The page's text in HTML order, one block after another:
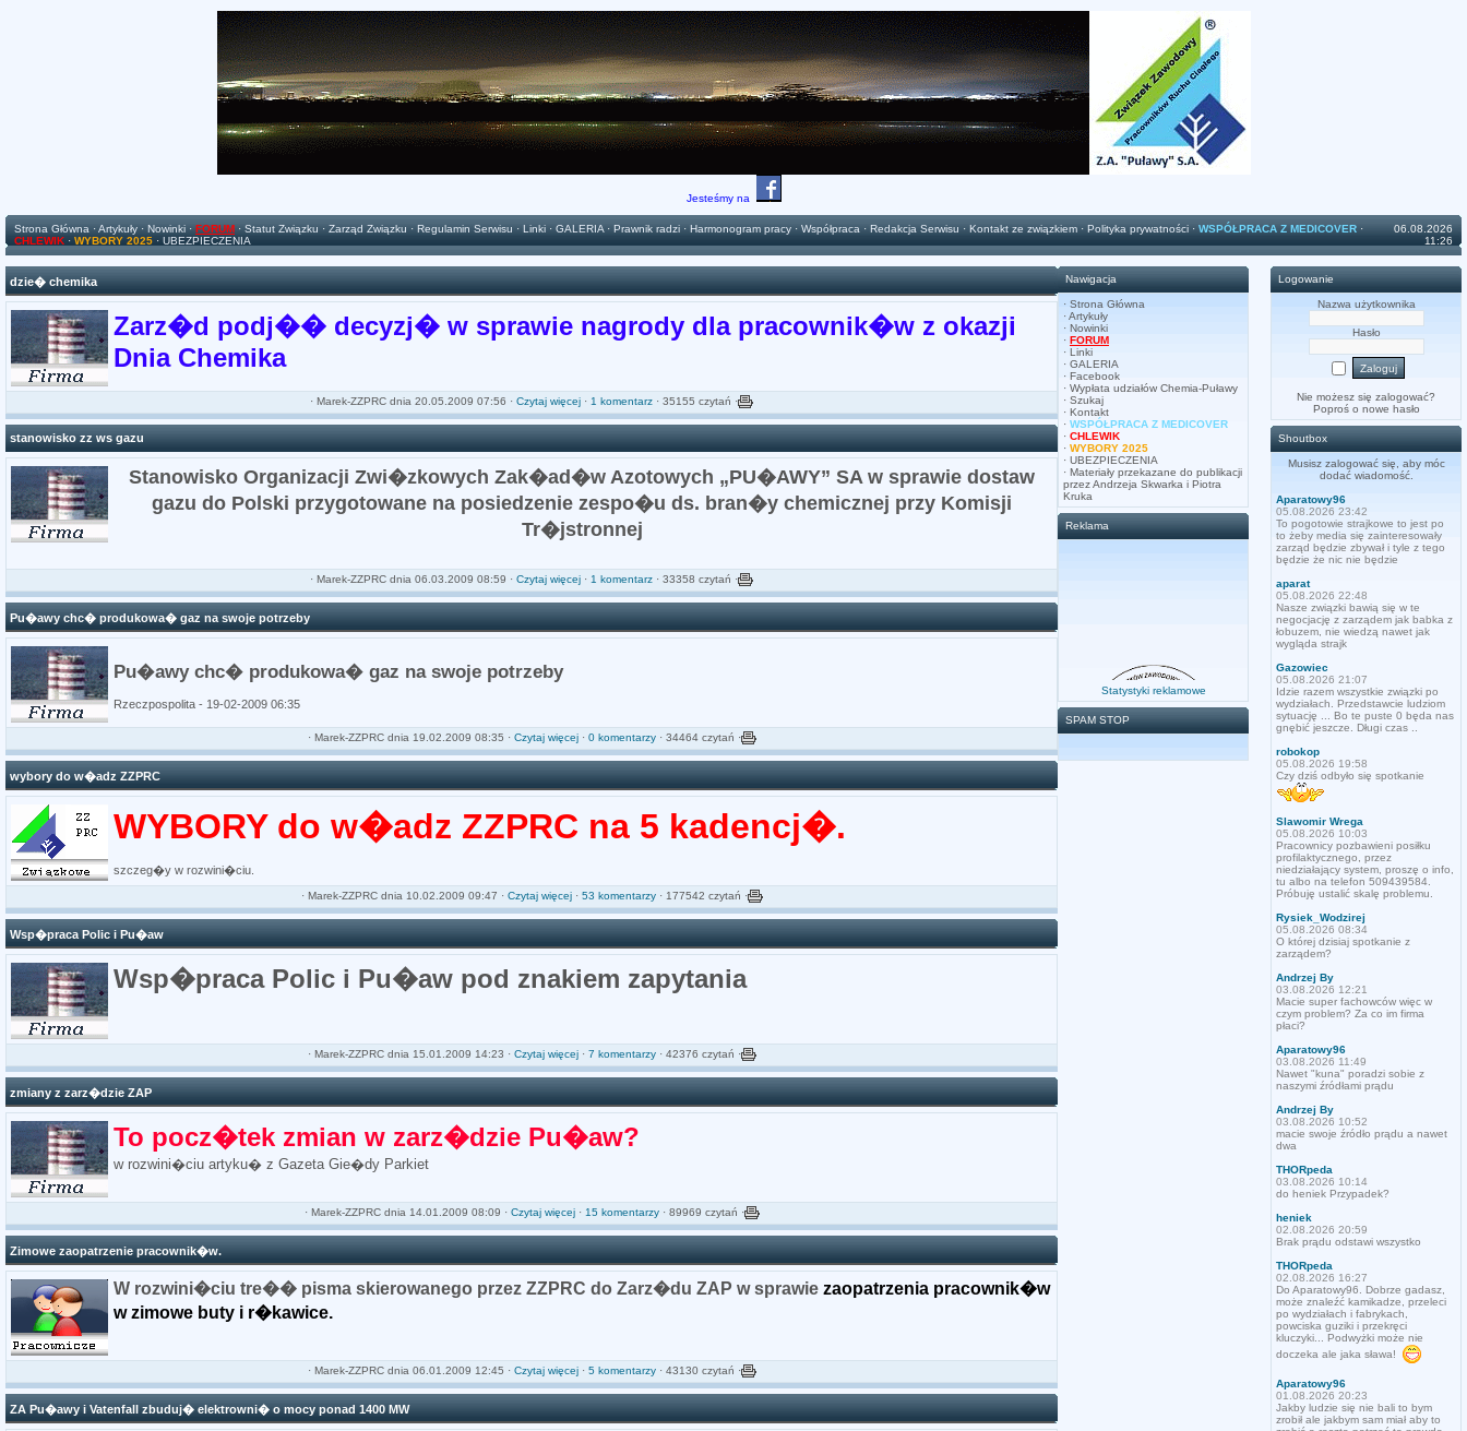
Jesteśmy na
Strona Główna ·Artykuły · Nowinki · FORUM · Statut Związku · Zarząd Związku · Regulamin Serwisu · Linki · GALERIA · Prawnik radzi · Harmonogram pracy · Współpraca · Redakcja Serwisu · Kontakt ze związkiem · Polityka prywatności · WSPÓŁPRACA Z MEDICOVER ·
CHLEWIK · WYBORY 2025 · UBEZPIECZENIA
06.08.2026
11:26
dzie� chemika
Zarz�d podj�� decyzj� w sprawie nagrody dla pracownik�w z okazji
Dnia Chemika
· Marek-ZZPRC dnia 20.05.2009 07:56 · Czytaj więcej · 1 komentarz · 35155 czytań ·
stanowisko zz ws gazu
Stanowisko Organizacji Zwi�zkowych Zak�ad�w Azotowych „PU�AWY” SA w sprawie dostaw
gazu do Polski przygotowane na posiedzenie zespo�u ds. bran�y chemicznej przy Komisji
Tr�jstronnej
· Marek-ZZPRC dnia 06.03.2009 08:59 · Czytaj więcej · 1 komentarz · 33358 czytań ·
Pu�awy chc� produkowa� gaz na swoje potrzeby
Pu�awy chc� produkowa� gaz na swoje potrzeby
Rzeczpospolita - 19-02-2009 06:35
· Marek-ZZPRCdnia 19.02.2009 08:35 · Czytaj więcej· 0 komentarzy· 34464 czytań ·
wybory do w�adz ZZPRC
WYBORY do w�adz ZZPRC na 5 kadencj�.
szczeg�y w rozwini�ciu.
· Marek-ZZPRCdnia 10.02.2009 09:47 · Czytaj więcej· 53 komentarzy· 177542 czytań ·
Wsp�praca Polic i Pu�aw
Wsp�praca Polic i Pu�aw pod znakiem zapytania
· Marek-ZZPRCdnia 15.01.2009 14:23 · Czytaj więcej· 7 komentarzy· 42376 czytań ·
zmiany z zarz�dzie ZAP
To pocz�tek zmian w zarz�dzie Pu�aw?
w rozwini�ciu artyku� z Gazeta Gie�dy Parkiet
· Marek-ZZPRCdnia 14.01.2009 08:09 · Czytaj więcej· 15 komentarzy· 89969 czytań ·
Zimowe zaopatrzenie pracownik�w.
W rozwini�ciu tre�� pisma skierowanego przez ZZPRC do Zarz�du ZAP w sprawie zaopatrzenia pracownik�w
w zimowe buty i r�kawice.
· Marek-ZZPRCdnia 06.01.2009 12:45 · Czytaj więcej· 5 komentarzy· 43130 czytań ·
ZA Pu�awy i Vatenfall zbuduj� elektrowni� o mocy ponad 1400 MW
Nawigacja
· Strona Główna
·Artykuły
· Nowinki
· FORUM
· Linki
· GALERIA
· Facebook
· Wypłata udziałów Chemia-Puławy
· Szukaj
· Kontakt
· WSPÓŁPRACA Z MEDICOVER
· CHLEWIK
· WYBORY 2025
· UBEZPIECZENIA
· Materiały przekazane do publikacji
przez Andrzeja Skwarka i Piotra
Kruka
Reklama
Statystyki reklamowe
SPAM STOP
Logowanie
Nazwa użytkownika
Hasło
Nie możesz się zalogować?
Poproś o nowe hasło
Shoutbox
Musisz zalogować się, aby móc
dodać wiadomość.
Aparatowy96
05.08.2026 23:42
To pogotowie strajkowe to jest po
to żeby media się zainteresowały
zarząd będzie zbywał i tyle z tego
będzie że nic nie będzie
aparat
05.08.2026 22:48
Nasze związki bawią się w te
negocjację z zarządem jak babka z
łobuzem, nie wiedzą nawet jak
wygląda strajk
Gazowiec
05.08.2026 21:07
Idzie razem wszystkie związki po
wydziałach. Przedstawcie ludziom
sytuację ... Bo te puste 0 będa nas
gnębić jeszcze. Długi czas ..
robokop
05.08.2026 19:58
Czy dziś odbyło się spotkanie
Slawomir Wrega
05.08.2026 10:03
Pracownicy pozbawieni posiłku
profilaktycznego, przez
niedziałający system, proszę o info,
tu albo na telefon 509439584.
Próbuję ustalić skalę problemu.
Rysiek_Wodzirej
05.08.2026 08:34
O której dzisiaj spotkanie z
zarządem?
Andrzej By
03.08.2026 12:21
Macie super fachowców więc w
czym problem? Za co im firma
płaci?
Aparatowy96
03.08.2026 11:49
Nawet "kuna" poradzi sobie z
naszymi źródłami prądu
Andrzej By
03.08.2026 10:52
macie swoje źródło prądu a nawet
dwa
THORpeda
03.08.2026 10:14
do heniek Przypadek?
heniek
02.08.2026 20:59
Brak prądu odstawi wszystko
THORpeda
02.08.2026 16:27
Do Aparatowy96. Dobrze gadasz,
może znaleźć kamikadze, przeleci
po wydziałach i fabrykach,
powciska guziki i przekręci
kluczyki... Podwyżki może nie
doczeka ale jaka sława!
Aparatowy96
01.08.2026 20:23
Jakby ludzie się nie bali to bym
zrobił ale jakbym sam miał aby to